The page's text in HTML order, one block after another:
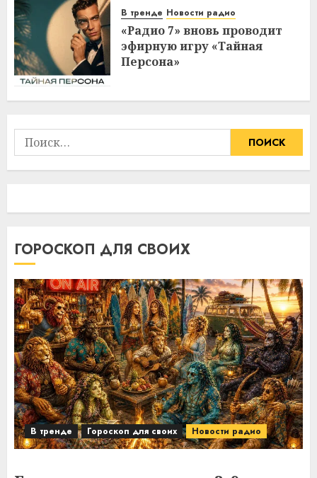
В тренде Новости радио
«Радио 7» вновь проводит
эфирную игру «Тайная
Персона»
Найти:
ГОРОСКОП ДЛЯ СВОИХ
В тренде Гороскоп для своих Новости радио